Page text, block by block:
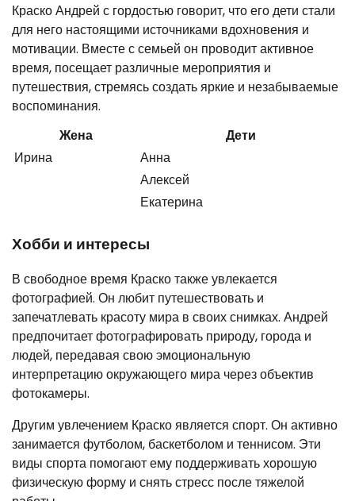
Краско Андрей с гордостью говорит, что его дети стали
для него настоящими источниками вдохновения и
мотивации. Вместе с семьей он проводит активное
время, посещает различные мероприятия и
путешествия, стремясь создать яркие и незабываемые
воспоминания.
Жена
Дети
Ирина
Анна
Алексей
Екатерина
Хобби и интересы
В свободное время Краско также увлекается
фотографией. Он любит путешествовать и
запечатлевать красоту мира в своих снимках. Андрей
предпочитает фотографировать природу, города и
людей, передавая свою эмоциональную
интерпретацию окружающего мира через объектив
фотокамеры.
Другим увлечением Краско является спорт. Он активно
занимается футболом, баскетболом и теннисом. Эти
виды спорта помогают ему поддерживать хорошую
физическую форму и снять стресс после тяжелой